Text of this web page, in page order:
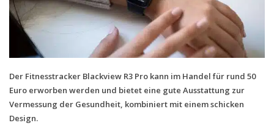
Prepaid-Tarife
Datentarife
Flatrate-Prepaidtarife
Mobilfunk-Vergleichsrechner
Mobilfunk-Tarifrechner
Der Fitnesstracker Blackview R3 Pro kann im Handel für rund 50
Euro erworben werden und bietet eine gute Ausstattung zur
Vermessung der Gesundheit, kombiniert mit einem schicken
Design.